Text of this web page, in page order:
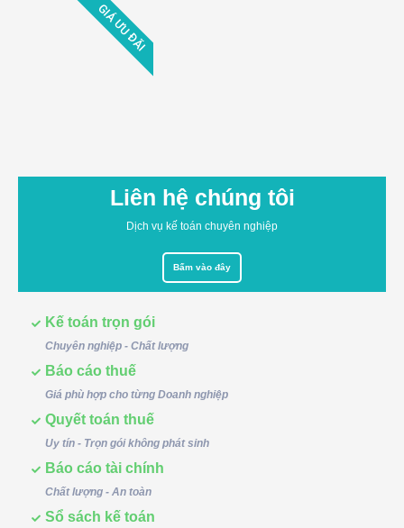
Liên hệ chúng tôi
Dịch vụ kế toán chuyên nghiệp
Bấm vào đây
GIÁ ƯU ĐÃI
Kế toán trọn gói
Chuyên nghiệp - Chất lượng
Báo cáo thuế
Giá phù hợp cho từng Doanh nghiệp
Quyết toán thuế
Uy tín - Trọn gói không phát sinh
Báo cáo tài chính
Chất lượng - An toàn
Sổ sách kế toán